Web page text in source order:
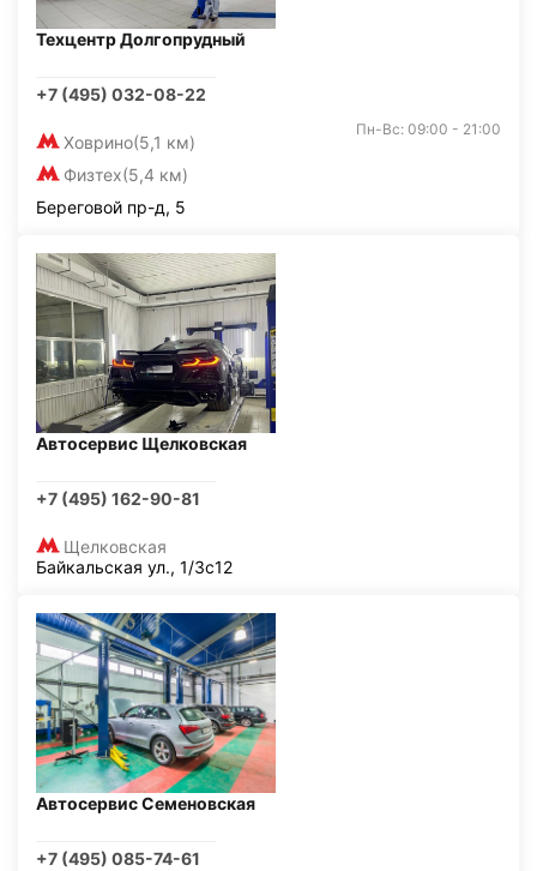
Техцентр Долгопрудный
+7 (495) 032-08-22
Ховрино(5,1 км)
Физтех(5,4 км)
Пн-Вс: 09:00 - 21:00
Береговой пр-д, 5
Автосервис Щелковская
+7 (495) 162-90-81
Щелковская
Байкальская ул., 1/3с12
Автосервис Семеновская
+7 (495) 085-74-61